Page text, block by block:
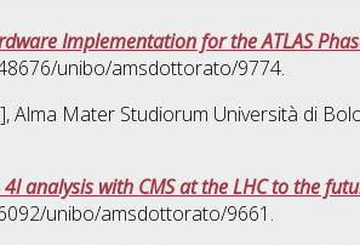
Implementation for the ATLAS
unibo/amsdottorato/9774.
Alma Mater Studiorum Università di
with CMS at the LHC to the
unibo/amsdottorato/9661.